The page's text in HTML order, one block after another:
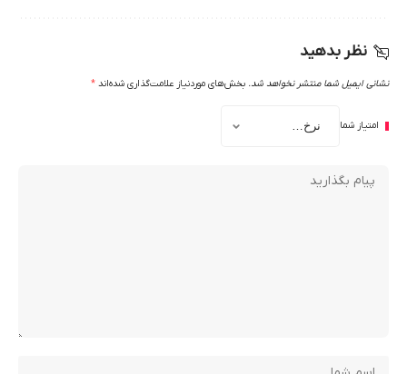
نظر بدهید
نشانی ایمیل شما منتشر نخواهد شد. بخش‌های موردنیاز علامت‌گذاری شده‌اند *
امتیاز شما